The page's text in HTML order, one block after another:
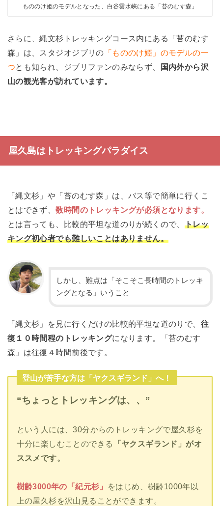
もののけ姫のモデルとなった、白谷雲水峡にある「苔のむす森」
さらに、縄文杉トレッキングコース内にある「苔のむす
森」は、スタジオジブリの 「もののけ姫」のモデルの一
つとも知られ、ジブリファンのみならず、
国内外から沢
山の観光客が訪れています。
屋久島はトレッキングパラダイス
「縄文杉」や「苔のむす森」は、バス等で簡単に行くこ
とはできず、数時間のトレッキングが必須となります。
とは言っても、比較的平坦な道のりが続くので、 トレッ
キング初心者でも難しいことはありません。
しかし、難点は「そこそこ長時間のトレッキ
ングとなる」いうこと
「縄文杉」を見に行くだけの比較的平坦な道のりで、 往
復１０時間程のトレッキングになります。「苔のむす
森」は往復４時間前後です。
登山が苦手な方は「ヤクスギランド」へ！
“ちょっとトレッキングは、、”
という人には、30分からのトレッキングで屋久杉を
十分に楽しむことのできる
「ヤクスギランド」がオ
ススメです。
樹齢3000年の「紀元杉」
をはじめ、樹齢1000年以
上の屋久杉を沢山見ることができます。